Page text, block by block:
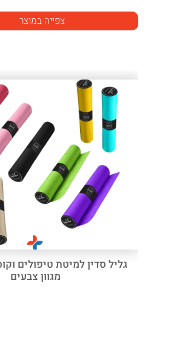
צפייה במוצר
גליל סדין למיטת טיפולים
מגוון צבעים